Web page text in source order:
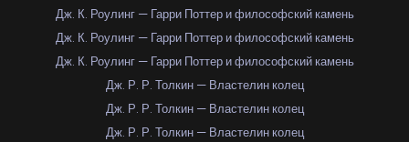
Дж. К. Роулинг — Гарри Поттер и философский камень
Дж. К. Роулинг — Гарри Поттер и философский камень
Дж. К. Роулинг — Гарри Поттер и философский камень
Дж. Р. Р. Толкин — Властелин колец
Дж. Р. Р. Толкин — Властелин колец
Дж. Р. Р. Толкин — Властелин колец